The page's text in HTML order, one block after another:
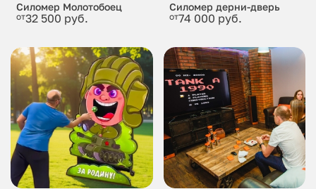
Силомер Молотобоец
от32 500 руб.
Силомер дерни-дверь
от74 000 руб.